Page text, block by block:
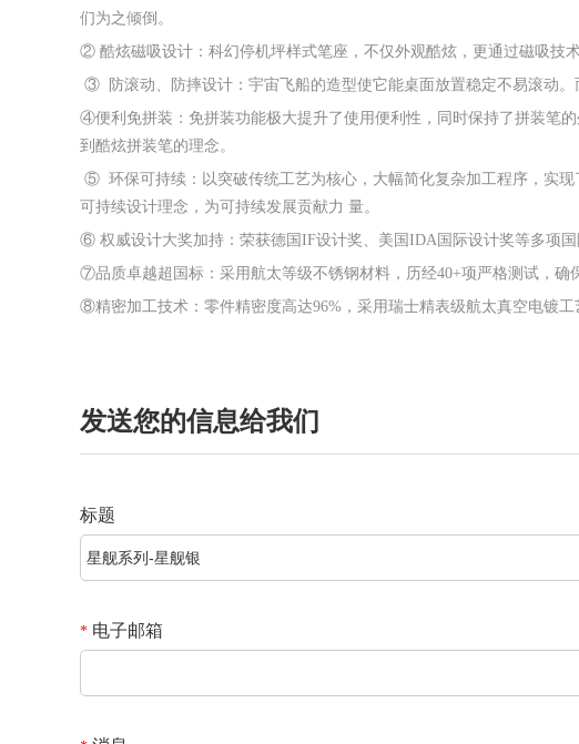
们为之倾倒。
② 酷炫磁吸设计：科幻停机坪样式笔座，不仅外观酷炫，更通过磁吸技
③ 防滚动、防摔设计：宇宙飞船的造型使它能桌面放置稳定不易滚动
④便利免拼装：免拼装功能极大提升了使用便利性，同时保持了拼装笔
到酷炫拼装笔的理念。
⑤ 环保可持续：以突破传统工艺为核心，大幅简化复杂加工程序，实
可持续设计理念，为可持续发展贡献力 量。
⑥ 权威设计大奖加持：荣获德国IF设计奖、美国IDA国际设计奖等多项国
⑦品质卓越超国标：采用航太等级不锈钢材料，历经40+项严格测试，确
⑧精密加工技术：零件精密度高达96%，采用瑞士精表级航太真空电镀工
发送您的信息给我们
标题
* 电子邮箱